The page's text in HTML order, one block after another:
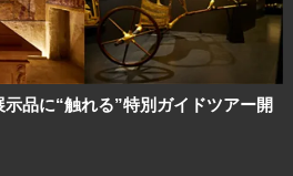
品に“触れる”特別ガイドツアー開